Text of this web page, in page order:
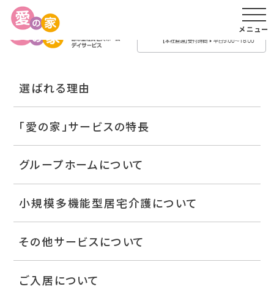
メニュー
選ばれる理由
「愛の家」サービスの特長
グループホームについて
小規模多機能型居宅介護について
その他サービスについて
ご入居について